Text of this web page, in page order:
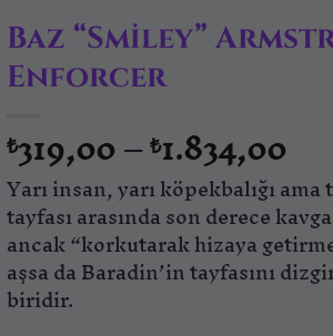
Baz “Smiley”
Enforcer
₺319,00–₺1.834,00Fiyat
-
Yarı insan, yarı köpekbalığı
tayfası arasında son derece
ancak “korkutarak hizaya
aşsa da Baradin’in tayfasını
biridir.